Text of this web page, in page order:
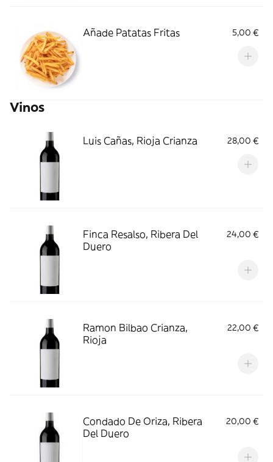
Añade Patatas Fritas 5,00 €
Vinos
Luis Cañas, Rioja Crianza 28,00 €
Finca Resalso, Ribera Del
Duero
24,00 €
Ramon Bilbao Crianza,
Rioja
22,00 €
Condado De Oriza, Ribera
Del Duero
20,00 €